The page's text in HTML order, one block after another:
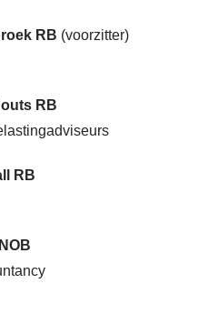
RB (voorzitter)
RB
RB